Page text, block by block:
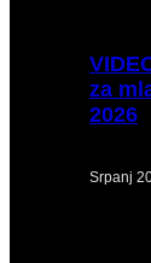
za
2026
Srpanj